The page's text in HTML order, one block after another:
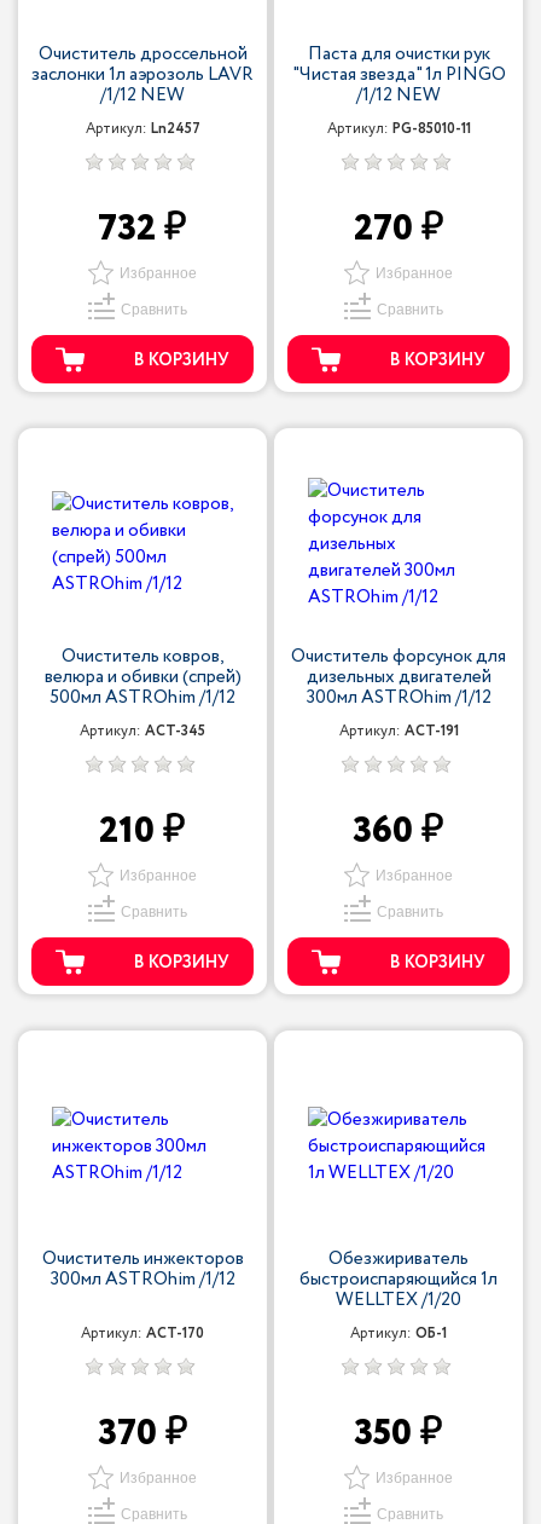
Очиститель дроссельной
заслонки 1л аэрозоль LAVR
/1/12 NEW
Артикул: Ln2457
732
Избранное
Сравнить
В КОРЗИНУ
Паста для очистки рук
"Чистая звезда" 1л PINGO
/1/12 NEW
Артикул: PG-85010-11
270
Избранное
Сравнить
В КОРЗИНУ
Очиститель ковров,
велюра и обивки (спрей)
500мл ASTROhim /1/12
Артикул: ACT-345
210
Избранное
Сравнить
В КОРЗИНУ
Очиститель форсунок для
дизельных двигателей
300мл ASTROhim /1/12
Артикул: ACT-191
360
Избранное
Сравнить
В КОРЗИНУ
Очиститель инжекторов
300мл ASTROhim /1/12
Артикул: ACT-170
370
Избранное
Сравнить
Обезжириватель
быстроиспаряющийся 1л
WELLTEX /1/20
Артикул: ОБ-1
350
Избранное
Сравнить